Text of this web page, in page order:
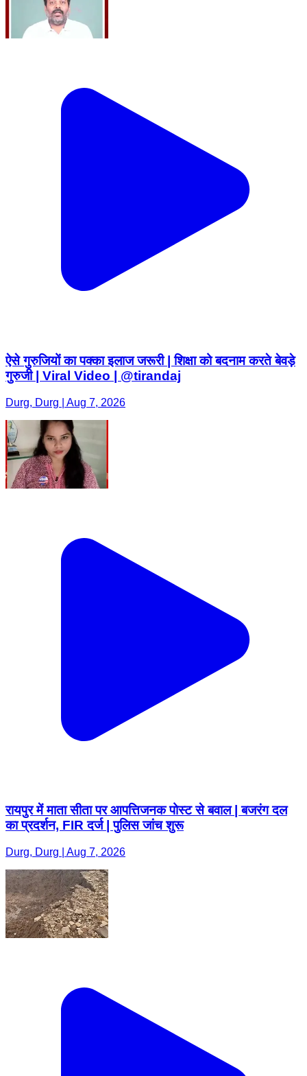
ऐसे गुरुजियों का पक्का इलाज जरूरी | शिक्षा को बदनाम करते बेवड़े
गुरुजी | Viral Video | @tirandaj
Durg, Durg | Aug 7, 2026
रायपुर में माता सीता पर आपत्तिजनक पोस्ट से बवाल | बजरंग दल
का प्रदर्शन, FIR दर्ज | पुलिस जांच शुरू
Durg, Durg | Aug 7, 2026